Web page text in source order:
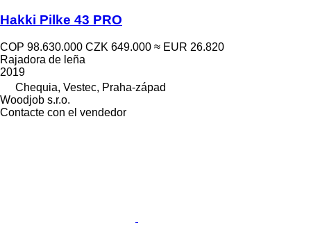
Hakki Pilke 43 PRO
COP 98.630.000 CZK 649.000 ≈ EUR 26.820
Rajadora de leña
2019
Chequia, Vestec, Praha-západ
Woodjob s.r.o.
Contacte con el vendedor